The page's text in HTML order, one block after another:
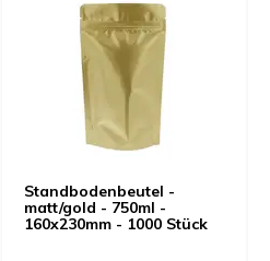
Standbodenbeutel -
matt/gold - 750ml -
160x230mm - 1000 Stück